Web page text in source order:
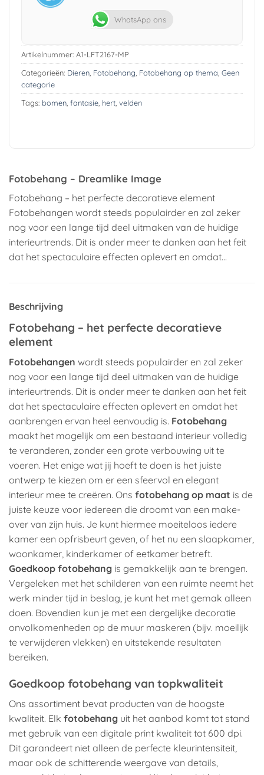
WhatsApp ons
Artikelnummer: A1-LFT2167-MP
Categorieën: Dieren, Fotobehang Fotobehang op thema Geen
categorie
Tags: bomen, fantasie, hert, velden
Fotobehang – Dreamlike Image
Fotobehang – het perfecte decoratieve element
Fotobehangen wordt steeds populairder en zal zeker
nog voor een lange tijd deel uitmaken van de huidige
interieurtrends. Dit is onder meer te danken aan het feit
dat het spectaculaire effecten oplevert en omdat…
Beschrijving
Fotobehang – het perfecte decoratieve
element
Fotobehangen wordt steeds populairder en zal zeker
nog voor een lange tijd deel uitmaken van de huidige
interieurtrends. Dit is onder meer te danken aan het feit
dat het spectaculaire effecten oplevert en omdat het
aanbrengen ervan heel eenvoudig is. Fotobehang
maakt het mogelijk om een bestaand interieur volledig
te veranderen, zonder een grote verbouwing uit te
voeren. Het enige wat jij hoeft te doen is het juiste
ontwerp te kiezen om er een sfeervol en elegant
interieur mee te creëren. Ons fotobehang op maat is de
juiste keuze voor iedereen die droomt van een make-
over van zijn huis. Je kunt hiermee moeiteloos iedere
kamer een opfrisbeurt geven, of het nu een slaapkamer,
woonkamer, kinderkamer of eetkamer betreft.
Goedkoop fotobehang is gemakkelijk aan te brengen.
Vergeleken met het schilderen van een ruimte neemt het
werk minder tijd in beslag, je kunt het met gemak alleen
doen. Bovendien kun je met een dergelijke decoratie
onvolkomenheden op de muur maskeren (bijv. moeilijk
te verwijderen vlekken) en uitstekende resultaten
bereiken.
Goedkoop fotobehang van topkwaliteit
Ons assortiment bevat producten van de hoogste
kwaliteit. Elk fotobehang uit het aanbod komt tot stand
met gebruik van een digitale print kwaliteit tot 600 dpi.
Dit garandeert niet alleen de perfecte kleurintensiteit,
maar ook de schitterende weergave van details,